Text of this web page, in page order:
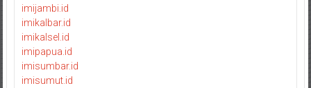
imijambi.id
imikalbar.id
imikalsel.id
imipapua.id
imisumbar.id
imisumut.id